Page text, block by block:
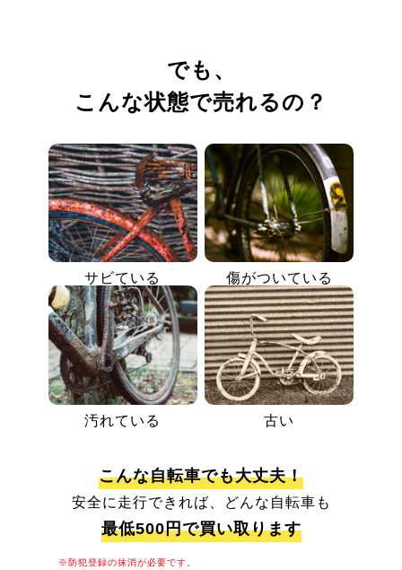
でも、
こんな状態で売れるの？
サビている 傷がついている
汚れている 古い
こんな自転車でも大丈夫！
安全に走行できれば、どんな自転車も
最低500円で買い取ります
※防犯登録の抹消が必要です。